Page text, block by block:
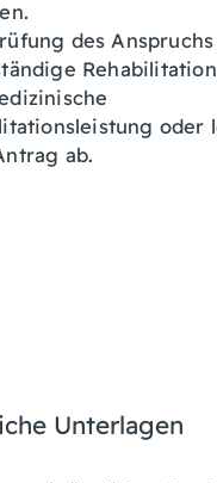
des
oder
ab.
Unterlagen